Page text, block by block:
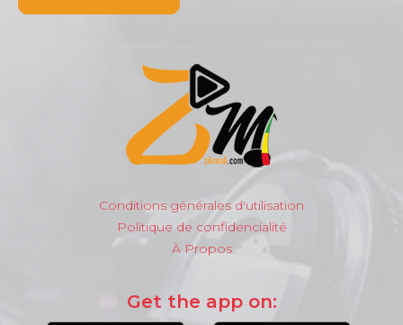
Conditions générales d'utilisation
Politique de confidencialité
À Propos
Get the app on: